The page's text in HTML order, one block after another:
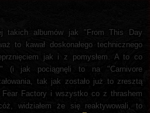
takich albumów jak "From This Day
to kawał doskonałego technicznego
jak i z pomysłem. A to co
(i jak pociągnęli to na "Carnivore
tak jak zostało już to zresztą
Factory i wszystko co z thrashem
widziałem że się reaktywowali, to